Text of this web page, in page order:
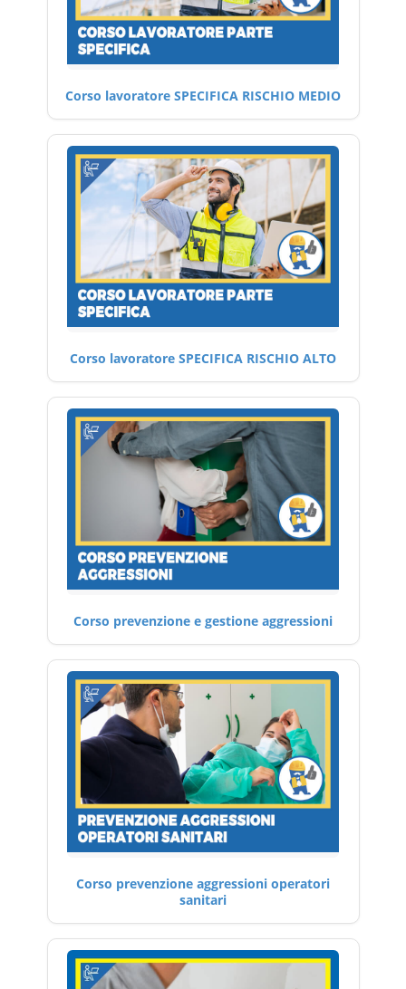
Corso lavoratore SPECIFICA RISCHIO MEDIO
Corso lavoratore SPECIFICA RISCHIO ALTO
Corso prevenzione e gestione aggressioni
Corso prevenzione aggressioni operatori
sanitari